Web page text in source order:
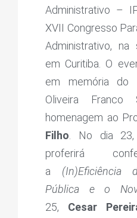
Administrativo –
XVII Congresso
Administrativo,
em Curitiba. O
em memória do
Oliveira
homenagem ao
Filho. No dia 23,
proferirá
a (In)Eficiência
Pública e o
25, Cesar